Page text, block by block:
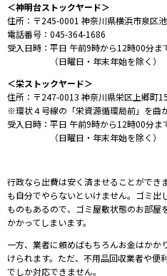
＜神明台ストックヤード＞
住所： 〒245-0001 神奈川県横浜市泉区
電話番号：045-364-1686
受入日時：平日 午前9時から12時00分ま
（日曜日・年末年始を除く）
＜栄ストックヤード＞
住所： 〒247-0013 神奈川県栄区上郷町
※環状４号線の「栄資源循環局前」を曲
受入日時：平日 午前9時から12時00分ま
（日曜日・年末年始を除く）
⾏政なら出費は安く済ませることができ
も⾃分でやらないといけません。ゴミ出
ものもあるので、ゴミ屋敷状態のお部屋
かかってしまいます。
⼀⽅、業者に頼めばもちろんお⾦はかか
けられます。ただ、不⽤品回収業者や便
でしか対応できません。